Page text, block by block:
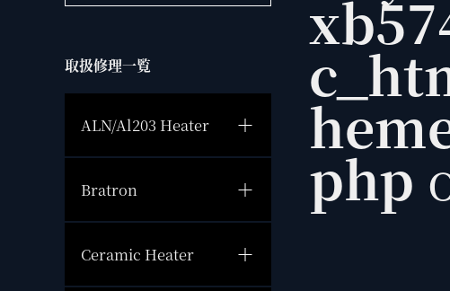
取扱修理一覧
ALN/Al203 Heater
Bratron
Ceramic Heater
php